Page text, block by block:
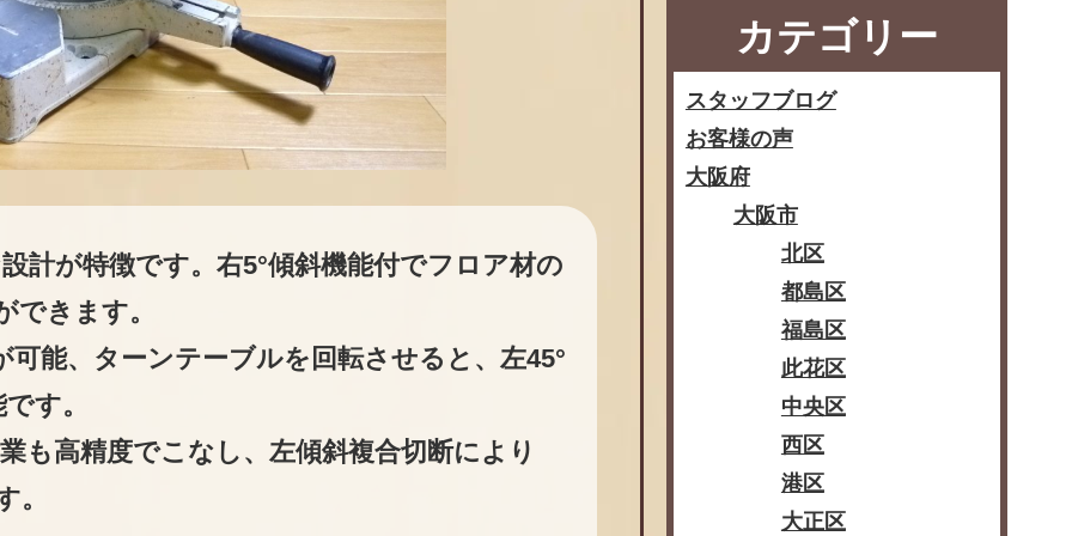
計が特徴です。右5°傾斜機能付でフロア材の
できます。
可能、ターンテーブルを回転させると、左45°
す。
も高精度でこなし、左傾斜複合切断により
。
カテゴリー
スタッフブログ
お客様の声
大阪府
大阪市
北区
都島区
福島区
此花区
中央区
西区
港区
大正区